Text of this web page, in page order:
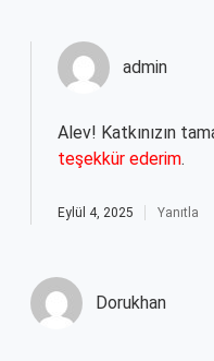
admin
Alev! Katkınızın
teşekkür ederim.
Eylül 4, 2025 Yanıtla
Dorukhan